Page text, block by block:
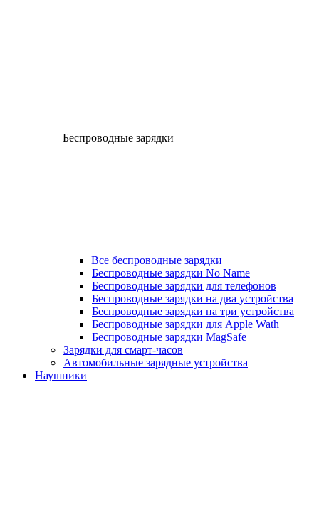
Беспроводные зарядки
Все беспроводные зарядки
Беспроводные зарядки No Name
Беспроводные зарядки для телефонов
Беспроводные зарядки на два устройства
Беспроводные зарядки на три устройства
Беспроводные зарядки для Apple Wath
Беспроводные зарядки MagSafe
Зарядки для смарт-часов
Автомобильные зарядные устройства
Наушники